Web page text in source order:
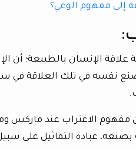
إلى مفهوم الوعي؟
الإنسان بالطبيعة؛ أن
نفسه في تلك العلاقة في
مفهوم الاغتراب عند ماركس
عبادة التماثيل على